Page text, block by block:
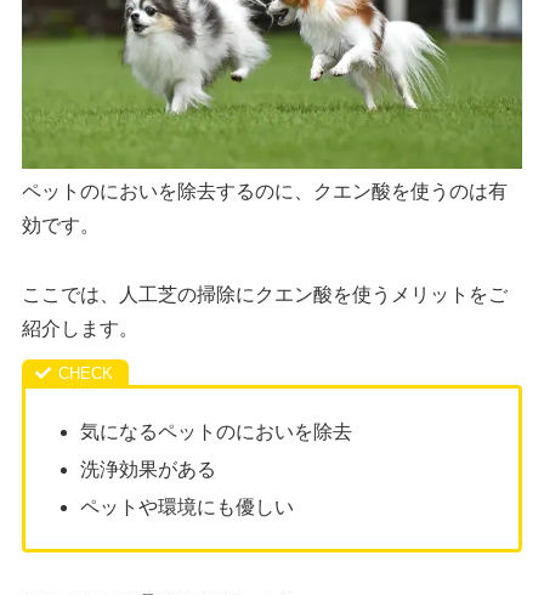
ペットのにおいを除去するのに、クエン酸を使うのは有
効です。
ここでは、人工芝の掃除にクエン酸を使うメリットをご
紹介します。
気になるペットのにおいを除去
洗浄効果がある
ペットや環境にも優しい